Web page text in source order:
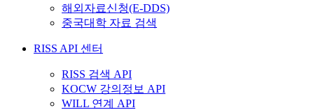
해외자료신청(E-DDS)
중국대학 자료 검색
RISS API 센터
RISS 검색 API
KOCW 강의정보 API
WILL 연계 API